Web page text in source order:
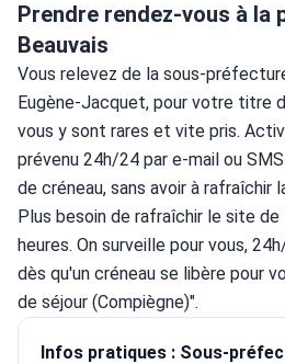
Prendre rendez-vous à la
Beauvais
Vous relevez de la sous-
Eugène-Jacquet, pour votre titre
vous y sont rares et vite pris.
prévenu 24h/24 par e-mail ou
de créneau, sans avoir à rafraîchir
Plus besoin de rafraîchir le site
heures. On surveille pour vous,
dès qu'un créneau se libère pour
de séjour (Compiègne)".
Infos pratiques : Sous-